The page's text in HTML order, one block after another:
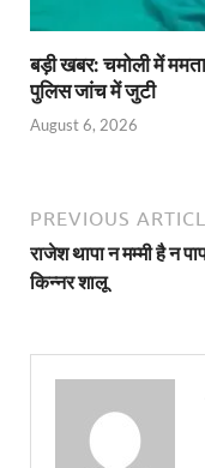
बड़ी खबर: चमोली में
पुलिस जांच में जुटी
August 6, 2026
PREVIOUS
राजेश थापा न मम्मी है न
किन्नर शालू